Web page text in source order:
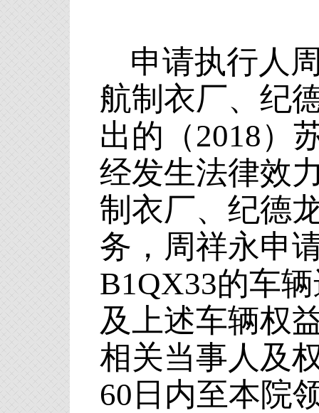
申请执行人
航制衣厂、纪
出的（2018）
经发生法律效
制衣厂、纪德
务，周祥永申
B1QX33的车辆
及上述车辆权
相关当事人及
60日内至本院